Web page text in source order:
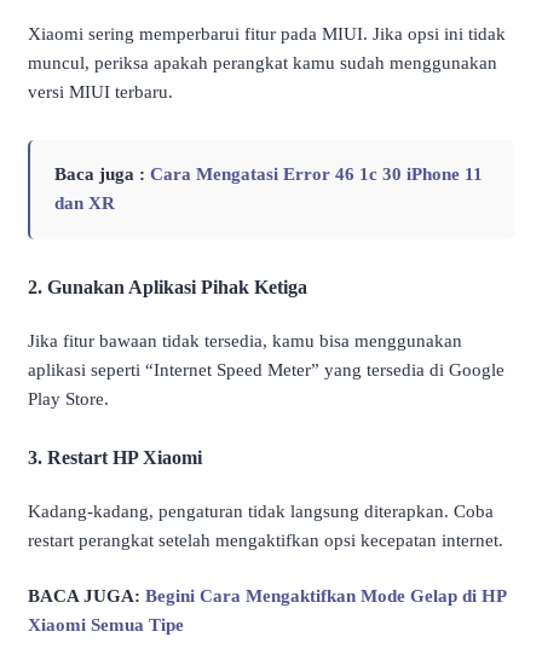
Xiaomi sering memperbarui fitur pada MIUI. Jika opsi ini tidak
muncul, periksa apakah perangkat kamu sudah menggunakan
versi MIUI terbaru.
Baca juga : Cara Mengatasi Error 46 1c 30 iPhone 11
dan XR
2. Gunakan Aplikasi Pihak Ketiga
Jika fitur bawaan tidak tersedia, kamu bisa menggunakan
aplikasi seperti “Internet Speed Meter” yang tersedia di Google
Play Store.
3. Restart HP Xiaomi
Kadang-kadang, pengaturan tidak langsung diterapkan. Coba
restart perangkat setelah mengaktifkan opsi kecepatan internet.
BACA JUGA: Begini Cara Mengaktifkan Mode Gelap di HP
Xiaomi Semua Tipe